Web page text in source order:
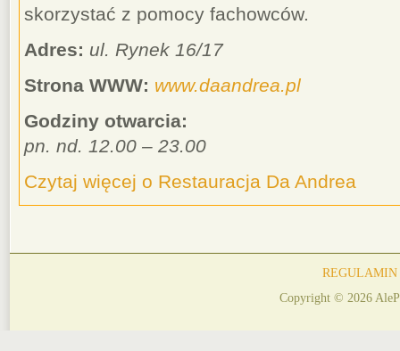
skorzystać z pomocy fachowców.
Adres: ul. Rynek 16/17
Strona WWW: www.daandrea.pl
Godziny otwarcia:
pn. nd. 12.00 – 23.00
Czytaj więcej o Restauracja Da Andrea
REGULAMIN
Copyright © 2026